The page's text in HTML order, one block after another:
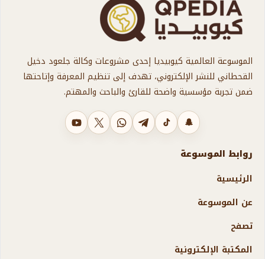
الموسوعة العالمية كيوبيديا إحدى مشروعات وكالة جلعود دخيل
القحطاني للنشر الإلكتروني، تهدف إلى تنظيم المعرفة وإتاحتها
ضمن تجربة مؤسسية واضحة للقارئ والباحث والمهتم.
يوتيوب
X واتسابتليجرامتيك توكسناب شات
روابط الموسوعة
الرئيسية
عن الموسوعة
تصفح
المكتبة الإلكترونية